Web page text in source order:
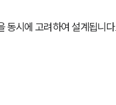
동시에 고려하여 설계됩니다.